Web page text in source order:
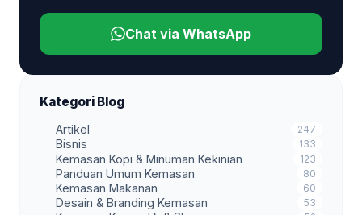
Chat via WhatsApp
Kategori Blog
Artikel 247
Bisnis 133
Kemasan Kopi & Minuman Kekinian 123
Panduan Umum Kemasan 80
Kemasan Makanan 60
Desain & Branding Kemasan 53